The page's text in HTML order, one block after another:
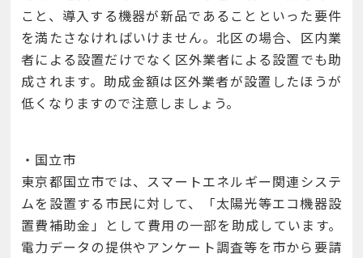
こと、導入する機器が新品であることといった要件
を満たさなければいけません。北区の場合、区内業
者による設置だけでなく区外業者による設置でも助
成されます。助成金額は区外業者が設置したほうが
低くなりますので注意しましょう。
・国立市
東京都国立市では、スマートエネルギー関連システ
ムを設置する市民に対して、「太陽光等エコ機器設
置費補助金」として費用の一部を助成しています。
電力データの提供やアンケート調査等を市から要請